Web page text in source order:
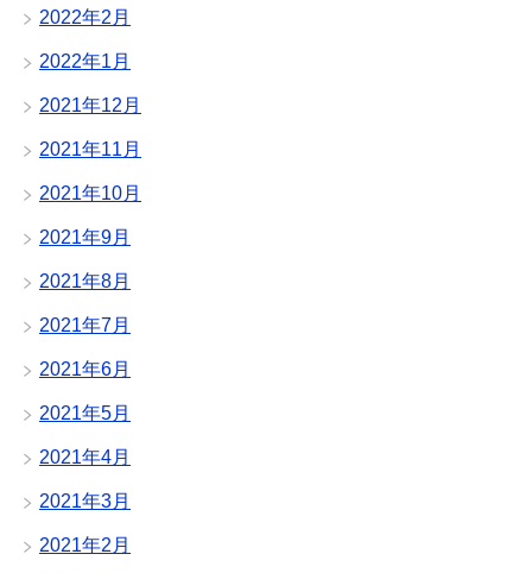
2022年2月
2022年1月
2021年12月
2021年11月
2021年10月
2021年9月
2021年8月
2021年7月
2021年6月
2021年5月
2021年4月
2021年3月
2021年2月